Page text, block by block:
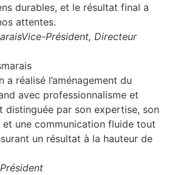
durables, et le résultat final a
attentes.
Vice-Président, Directeur
réalisé l’aménagement du
avec professionnalisme et
distinguée par son expertise, son
une communication fluide tout
un résultat à la hauteur de
Président